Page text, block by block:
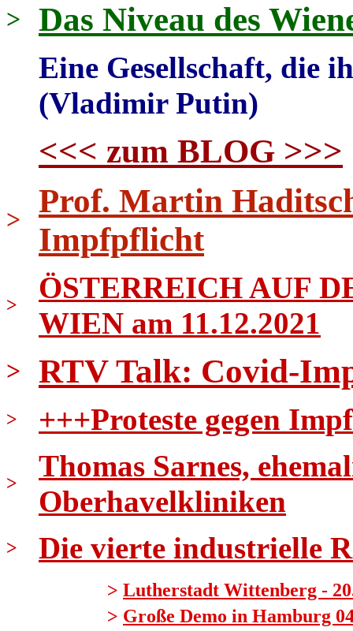
> Das Niveau des
Eine Gesellschaft, die
(Vladimir Putin)
<<< zum BLOG >>>
>
Prof. Martin
Impfpflicht
>
ÖSTERREICH AUF
WIEN am 11.12.2021
> RTV Talk: Covid-
> +++Proteste gegen
>
Thomas Sarnes,
Oberhavelkliniken
> Die vierte industrielle
> Lutherstadt Wittenberg -
> Große Demo in Hamburg